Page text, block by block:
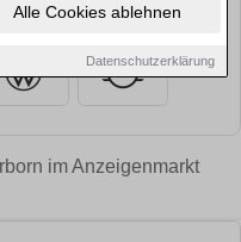
Alle Cookies ablehnen
Datenschutzerklärung
im Anzeigenmarkt